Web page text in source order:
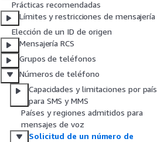
Prácticas recomendadas
Límites y restricciones de mensajería
Elección de un ID de origen
Mensajería RCS
Grupos de teléfonos
Números de teléfono
Capacidades y limitaciones por país
para SMS y MMS
Países y regiones admitidos para
mensajes de voz
Solicitud de un número de